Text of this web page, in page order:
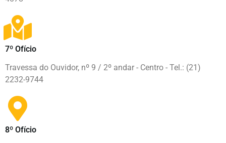
7º Ofício
Travessa do Ouvidor, nº 9 / 2º andar - Centro - Tel.: (21)
2232-9744
8º Ofício